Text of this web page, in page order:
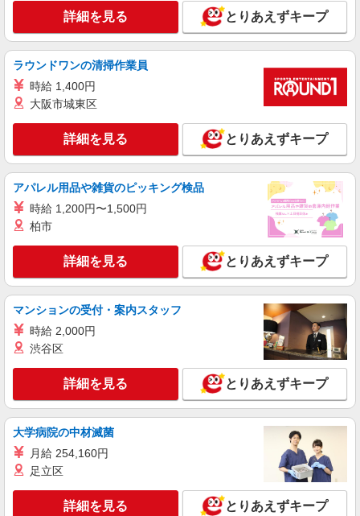
倉庫：6日間 208,050円＋交通費＋諸手当 （時給
1,450円×105時間、時給1,240円×45時間） ［2］
店舗：6日間 倉庫：14日間 195,450円＋交通費
＋諸手当 （時給1,450円×45時間、時給1,240円
×105時間） ［3］倉庫20日間 186,000円＋交通
例＞ 20時間の場合：36,260円（時給1,813円）
センター1丁目33番地 ※マイカー通勤OK、交通費
規定支給
詳細を見る
派遣社員
株式会社フロンティア
時給1,300円〜1,500円 ※22:00〜4:00は1,625
円〜1,875円となります。
兵庫県西宮市西宮市高畑町4丁目
キープ 詳細を見る
派遣社員
株式会社フロンティア
空調完備の工場内でキカイ部品のピッキング作
業
時給1,300円〜1,500円
キープ 詳細を見る
アルバイト パート
株式会社ヒガシトゥエンティワン
倉庫内での簡単スキャン作業（ピッキング）
時給1,200円〜1,500円 ※経験・能力による ★
随時昇給有：入社１年以内に時給100円 アップ
した先輩スタッフも多数在籍 ☆月収例 扶養控除内
で働きたい方には 週3日勤務：（年収103万円以下
兵庫県西宮市鳴尾浜1-20 GLP 鳴尾浜4F ☆
車通勤OK（台数制限有）
詳細を見る とりあえずキープ
ラウンドワンの清掃作業員
時給 1,400円
大阪市城東区
詳細を見る とりあえずキープ
アパレル用品や雑貨のピッキング検品
時給 1,200円〜1,500円
柏市
詳細を見る とりあえずキープ
マンションの受付・案内スタッフ
時給 2,000円
渋谷区
詳細を見る とりあえずキープ
大学病院の中材滅菌
月給 254,160円
足立区
詳細を見る とりあえずキープ